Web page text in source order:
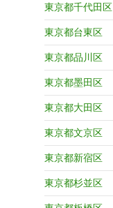
東京都千代田区
東京都台東区
東京都品川区
東京都墨田区
東京都大田区
東京都文京区
東京都新宿区
東京都杉並区